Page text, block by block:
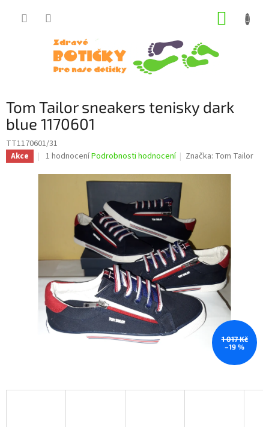
Tom Tailor sneakers tenisky dark
blue 1170601
TT1170601/31
Akce
Průměrné
produktu
hvězdiček.
1 hodnoceníPodrobnosti hodnocení Značka: Tom Tailor
1 017 Kč
–19 %